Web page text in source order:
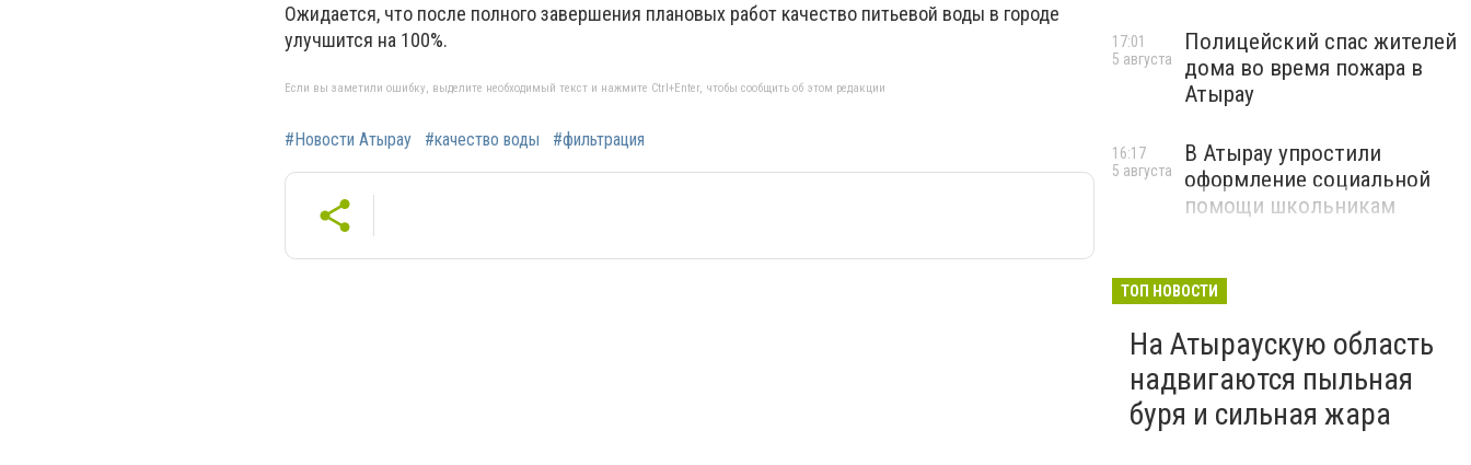
Ожидается, что после полного завершения плановых работ качество питьевой воды в городе
улучшится на 100%.
Если вы заметили ошибку, выделите необходимый текст и нажмите Ctrl+Enter, чтобы сообщить об этом редакции
#Новости Атырау #качество воды #фильтрация
Полицейский спас жителей
дома во время пожара в
Атырау
17:01
5 августа
В Атырау упростили
оформление социальной
помощи школьникам
16:17
5 августа
ТОП НОВОСТИ
На Атыраускую область
надвигаются пыльная
буря и сильная жара